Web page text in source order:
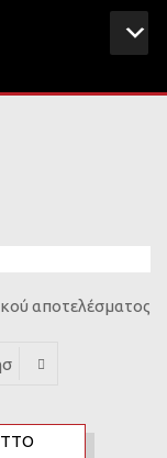
αποτελέσματος